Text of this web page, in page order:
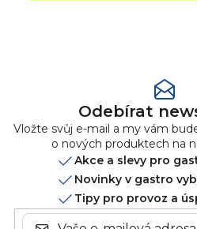
Odebírat
Vložte svůj e-mail a my vám
o nových produktech na
Akce a slevy pro
Novinky v gastro
Tipy pro provoz a